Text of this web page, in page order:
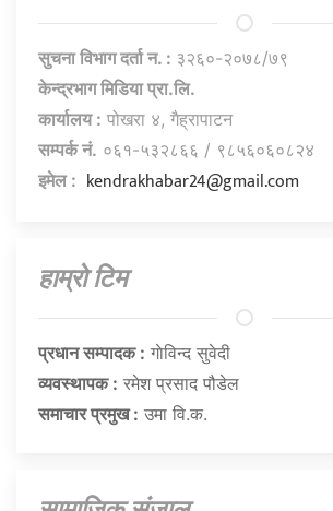
सुचना विभाग दर्ता न. : ३२६०-२०७८/७९
केन्द्रभाग मिडिया प्रा.लि.
कार्यालय : पोखरा ४, गैह्रापाटन
सम्पर्क नं. ०६१-५३२८६६ / ९८५६०६०८२४
इमेल : kendrakhabar24@gmail.com
हाम्राे टिम
प्रधान सम्पादक : गाेविन्द सुवेदी
व्यवस्थापक : रमेश प्रसाद पौडेल
समाचार प्रमुख : उमा वि.क.